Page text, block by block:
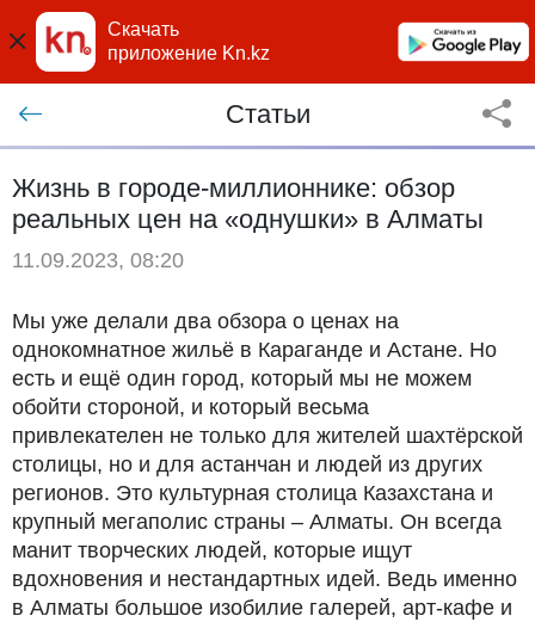
Скачать
приложение Kn.kz
Статьи
Жизнь в городе-миллионнике: обзор
реальных цен на «однушки» в Алматы
11.09.2023, 08:20
Мы уже делали два обзора о ценах на
однокомнатное жильё в Караганде и Астане. Но
есть и ещё один город, который мы не можем
обойти стороной, и который весьма
привлекателен не только для жителей шахтёрской
столицы, но и для астанчан и людей из других
регионов. Это культурная столица Казахстана и
крупный мегаполис страны – Алматы. Он всегда
манит творческих людей, которые ищут
вдохновения и нестандартных идей. Ведь именно
в Алматы большое изобилие галерей, арт-кафе и